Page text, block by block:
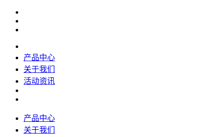
产品中心
关于我们
活动资讯
产品中心
关于我们